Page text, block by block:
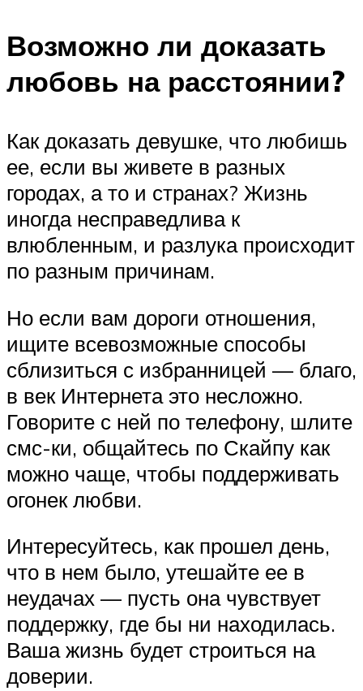
Возможно ли доказать
любовь на расстоянии?
Как доказать девушке, что любишь
ее, если вы живете в разных
городах, а то и странах? Жизнь
иногда несправедлива к
влюбленным, и разлука происходит
по разным причинам.
Но если вам дороги отношения,
ищите всевозможные способы
сблизиться с избранницей — благо,
в век Интернета это несложно.
Говорите с ней по телефону, шлите
смс-ки, общайтесь по Скайпу как
можно чаще, чтобы поддерживать
огонек любви.
Интересуйтесь, как прошел день,
что в нем было, утешайте ее в
неудачах — пусть она чувствует
поддержку, где бы ни находилась.
Ваша жизнь будет строиться на
доверии.